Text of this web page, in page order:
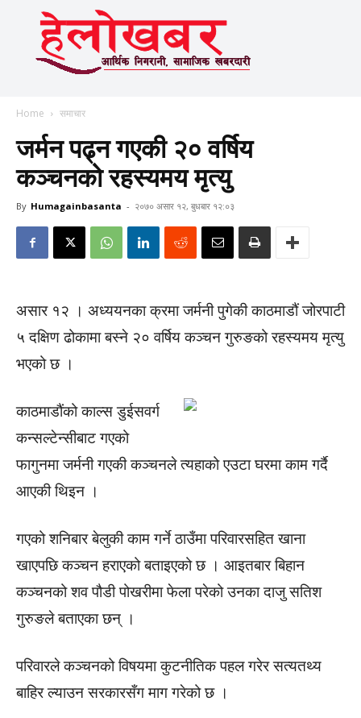
Home समाचार
जर्मन पढ्न गएकी २० वर्षिय
कञ्चनको रहस्यमय मृत्यु
By Humagainbasanta - २०७० असार १२, बुधबार १२:०३
असार १२ । अध्ययनका क्रमा जर्मनी पुगेकी काठमाडौं जोरपाटी
५ दक्षिण ढोकामा बस्ने २० वर्षिय कञ्चन गुरुङको रहस्यमय मृत्यु
भएको छ ।
काठमाडौंको काल्स डुईसवर्ग
कन्सल्टेन्सीबाट गएको
फागुनमा जर्मनी गएकी कञ्चनले त्यहाको एउटा घरमा काम गर्दै
आएकी थिइन ।
गएको शनिबार बेलुकी काम गर्ने ठाउँमा परिवारसहित खाना
खाएपछि कञ्चन हराएको बताइएको छ । आइतबार बिहान
कञ्चनको शव पौडी पोखरीमा फेला परेको उनका दाजु सतिश
गुरुङले बताएका छन् ।
परिवारले कञ्चनको विषयमा कुटनीतिक पहल गरेर सत्यतथ्य
बाहिर ल्याउन सरकारसँग माग गरेको छ ।